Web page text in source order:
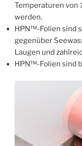
Temperaturen von
werden.
HPN™-Folien sind
gegenüber
Laugen und
HPN™-Folien sind